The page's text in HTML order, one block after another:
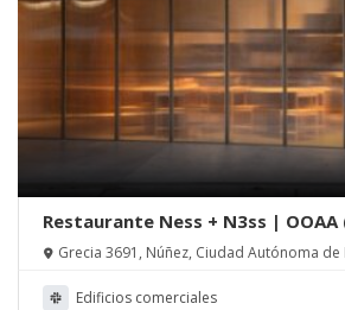
Restaurante Ness + N3ss | OOAA
Asociados)
Grecia 3691, Núñez, Ciudad Autónoma
Edificios comerciales